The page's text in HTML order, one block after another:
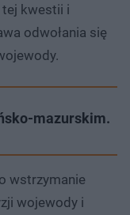
tej kwestii i
odwołania się
mazurskim.
wstrzymanie
wojewody i